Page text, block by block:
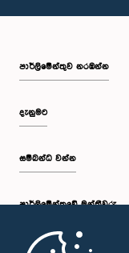
පාර්ලි‌මේන්තුව නරඹන්න
දැනුමට
සම්බන්ධ වන්න
පාර්ලි‌මේන්තුවේ මන්ත්‍රීවරු
මුල් පිටුව